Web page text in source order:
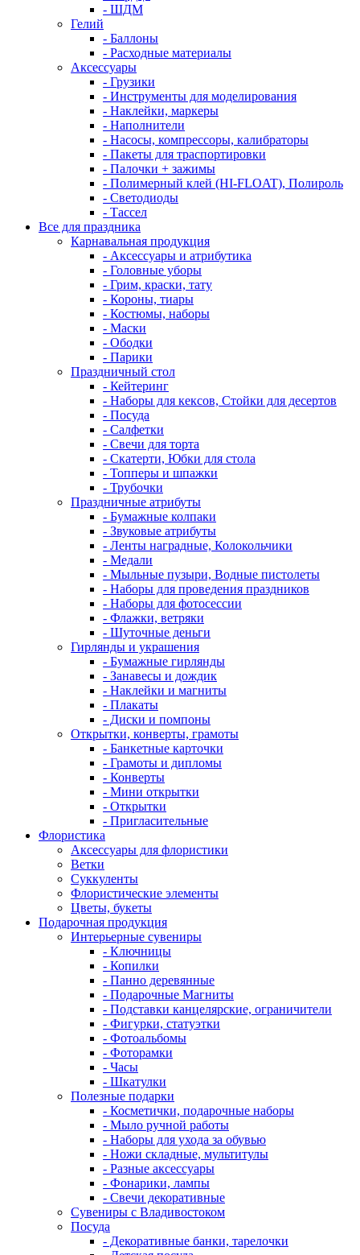
- ШДМ
Гелий
- Баллоны
- Расходные материалы
Аксессуары
- Грузики
- Инструменты для моделирования
- Наклейки, маркеры
- Наполнители
- Насосы, компрессоры, калибраторы
- Пакеты для траспортировки
- Палочки + зажимы
- Полимерный клей (HI-FLOAT), Полироль
- Светодиоды
- Тассел
Все для праздника
Карнавальная продукция
- Аксессуары и атрибутика
- Головные уборы
- Грим, краски, тату
- Короны, тиары
- Костюмы, наборы
- Маски
- Ободки
- Парики
Праздничный стол
- Кейтеринг
- Наборы для кексов, Стойки для десертов
- Посуда
- Салфетки
- Свечи для торта
- Скатерти, Юбки для стола
- Топперы и шпажки
- Трубочки
Праздничные атрибуты
- Бумажные колпаки
- Звуковые атрибуты
- Ленты наградные, Колокольчики
- Медали
- Мыльные пузыри, Водные пистолеты
- Наборы для проведения праздников
- Наборы для фотосессии
- Флажки, ветряки
- Шуточные деньги
Гирлянды и украшения
- Бумажные гирлянды
- Занавесы и дождик
- Наклейки и магниты
- Плакаты
- Диски и помпоны
Открытки, конверты, грамоты
- Банкетные карточки
- Грамоты и дипломы
- Конверты
- Мини открытки
- Открытки
- Пригласительные
Флористика
Аксессуары для флористики
Ветки
Суккуленты
Флористические элементы
Цветы, букеты
Подарочная продукция
Интерьерные сувениры
- Ключницы
- Копилки
- Панно деревянные
- Подарочные Магниты
- Подставки канцелярские, ограничители
- Фигурки, статуэтки
- Фотоальбомы
- Фоторамки
- Часы
- Шкатулки
Полезные подарки
- Косметички, подарочные наборы
- Мыло ручной работы
- Наборы для ухода за обувью
- Ножи складные, мультитулы
- Разные аксессуары
- Фонарики, лампы
- Свечи декоративные
Сувениры с Владивостоком
Посуда
- Декоративные банки, тарелочки